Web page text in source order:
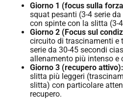
Giorno 1 (focus sulla
squat pesanti (3-4 serie
con spinte con la slitta (3-
Giorno 2 (Focus sul
circuito di trascinamenti e
serie da 30-45 secondi
allenamento più intenso e
Giorno 3 (recupero attivo):
slitta più leggeri
slitta) con particolare
recupero.